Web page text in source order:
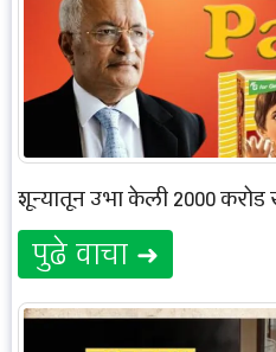
शून्यातून उभा केली 2000 करोड
पुढे वाचा ➜